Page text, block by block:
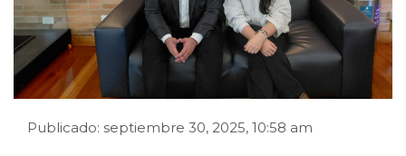
Publicado: septiembre 30, 2025, 10:58 am